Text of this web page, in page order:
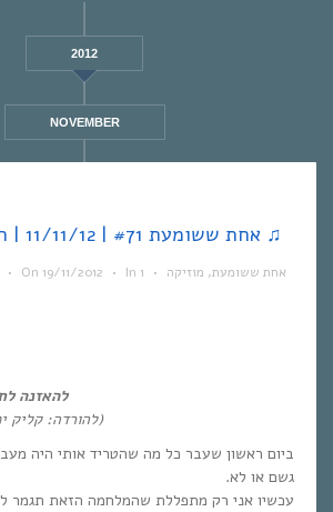
2012
NOVEMBER
♫ אחת ששומעת #71 | 11/11/12 | רגע לפני הענן ♫
• On 19/11/2012 • In אחת ששומעת, מוזיקה •
1
להאזנה
(להורדה: קליק
ביום ראשון שעבר כל מה שהטריד אותי היה
גשם או לא.
עכשיו אני רק מתפללת שהמלחמה הזאת תגמר